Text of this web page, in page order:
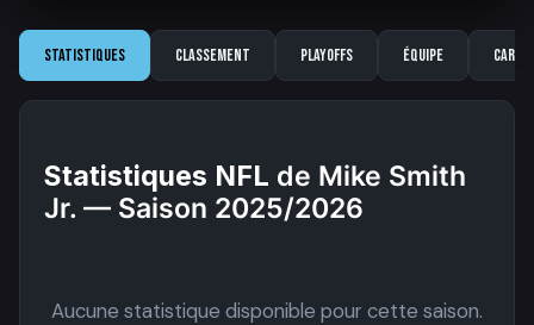
Statistiques Classement Playoffs Équipe
Statistiques NFL de Mike Smith
Jr. — Saison 2025/2026
Aucune statistique disponible pour cette saison.